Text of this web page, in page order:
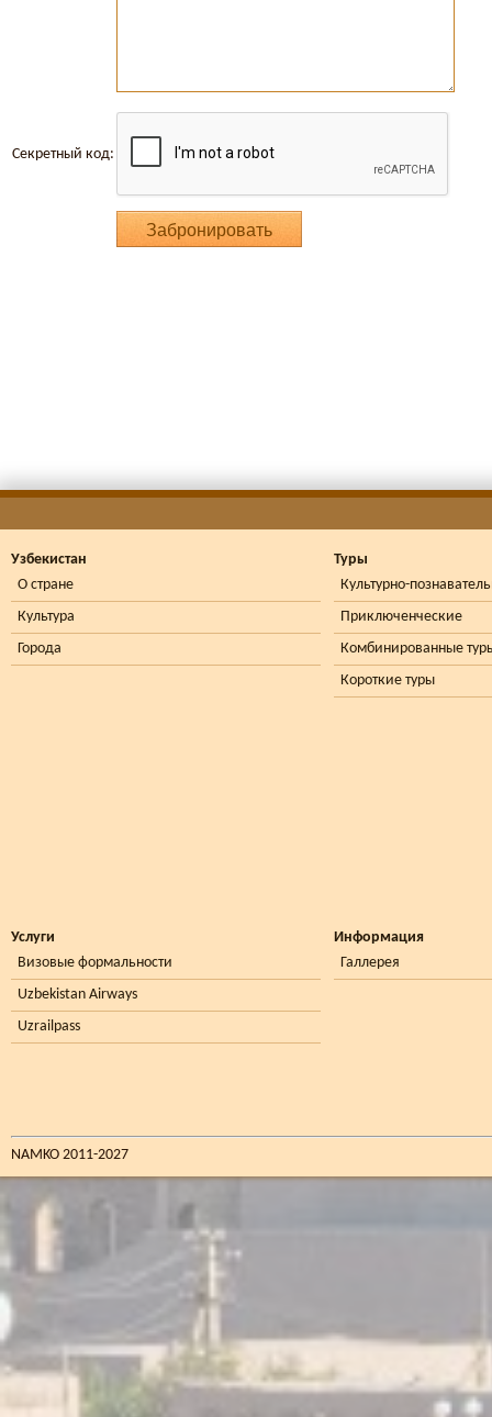
Секретный код:
Узбекистан
О стране
Культура
Города
Туры
Культурно-
Приключенческие
Комбинированные
Короткие туры
Услуги
Визовые формальности
Uzbekistan Airways
Uzrailpass
Информация
Галлерея
NAMKO 2011-2027